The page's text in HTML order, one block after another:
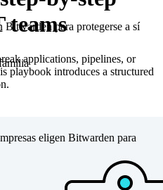
para protegerse a sí
eligen Bitwarden para
teams
applications, pipelines, or
playbook introduces a structured